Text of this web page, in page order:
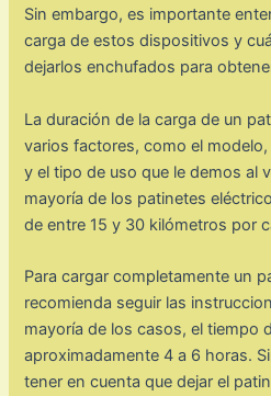
Sin embargo, es importante
carga de estos dispositivos y
dejarlos enchufados para
La duración de la carga de un
varios factores, como el
y el tipo de uso que le demos al
mayoría de los patinetes
de entre 15 y 30 kilómetros por
Para cargar completamente un
recomienda seguir las
mayoría de los casos, el tiempo
aproximadamente 4 a 6 horas.
tener en cuenta que dejar el